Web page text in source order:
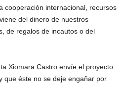
cooperación internacional, recursos
del dinero de nuestros
de regalos de incautos o del
Xiomara Castro envíe el proyecto
que éste no se deje engañar por